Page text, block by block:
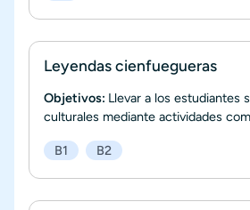
Leyendas cienfuegueras
Objetivos: Llevar a los estudiantes
culturales mediante actividades
B1 B2